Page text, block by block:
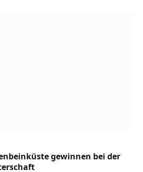
gewinnen bei der